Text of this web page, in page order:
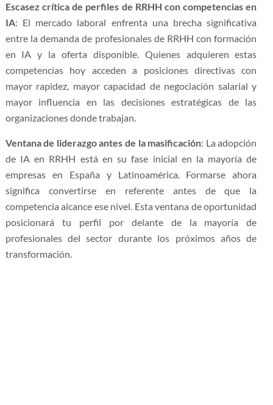
Escasez crítica de perfiles de RRHH con competencias en
IA: El mercado laboral enfrenta una brecha significativa
entre la demanda de profesionales de RRHH con formación
en IA y la oferta disponible. Quienes adquieren estas
competencias hoy acceden a posiciones directivas con
mayor rapidez, mayor capacidad de negociación salarial y
mayor influencia en las decisiones estratégicas de las
organizaciones donde trabajan.
Ventana de liderazgo antes de la masificación: La adopción
de IA en RRHH está en su fase inicial en la mayoría de
empresas en España y Latinoamérica. Formarse ahora
significa convertirse en referente antes de que la
competencia alcance ese nivel. Esta ventana de oportunidad
posicionará tu perfil por delante de la mayoría de
profesionales del sector durante los próximos años de
transformación.